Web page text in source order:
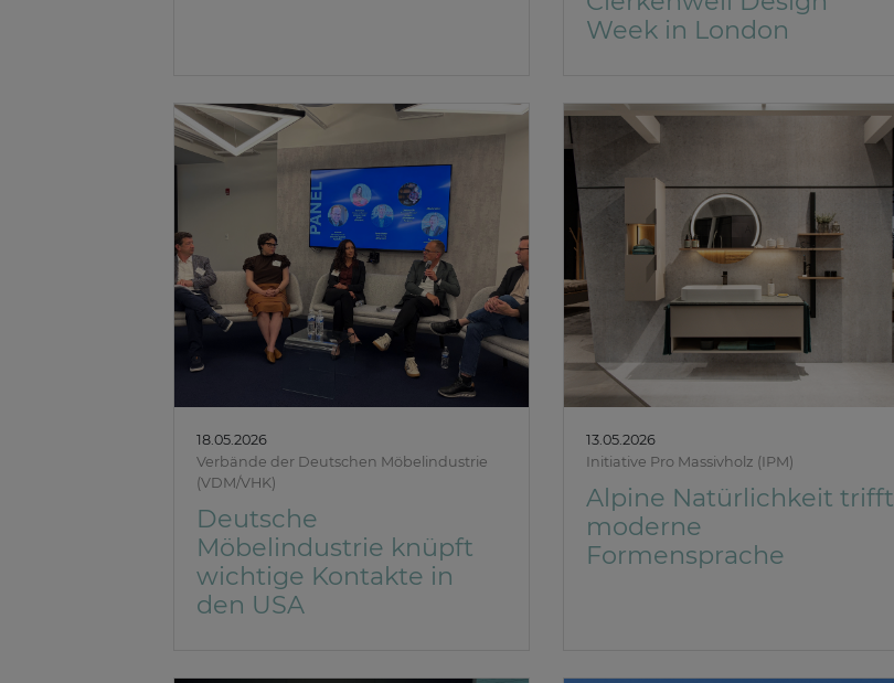
Week in London
18.05.2026
Verbände der Deutschen Möbelindustrie
(VDM/VHK)
Deutsche
Möbelindustrie knüpft
wichtige Kontakte in
den USA
13.05.2026
Initiative Pro Massivholz (IPM)
Alpine Natürlichkeit trifft
moderne
Formensprache